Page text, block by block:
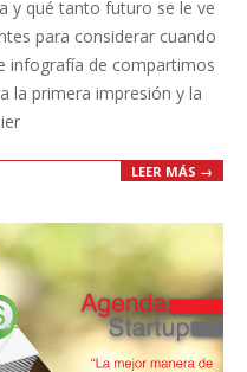
y qué tanto futuro se le ve
para considerar cuando
infografía de compartimos
la primera impresión y la
LEER MÁS →